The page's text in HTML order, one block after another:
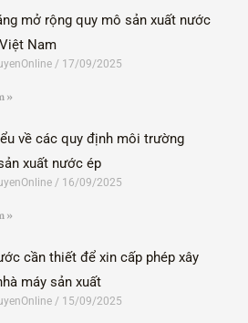
mở rộng quy mô sản xuất nước
Nam
17/09/2025
»
về các quy định môi trường
xuất nước ép
16/09/2025
»
cần thiết để xin cấp phép xây
máy sản xuất
15/09/2025